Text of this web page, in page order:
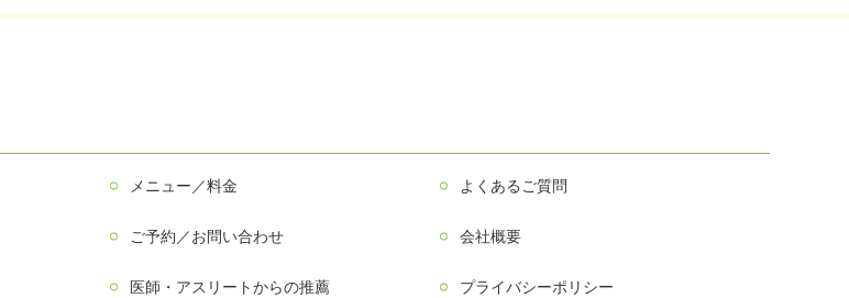
メニュー／料金 よくあるご質問
ご予約／お問い合わせ 会社概要
医師・アスリートからの推薦 プライバシーポリシー